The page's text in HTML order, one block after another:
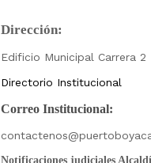
Dirección:
Edificio Municipal Carrera 2
Directorio Institucional
Correo Institucional:
Notificaciones judiciales